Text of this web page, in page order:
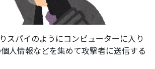
スパイのようにコンピューターに入り
人情報などを集めて攻撃者に送信する